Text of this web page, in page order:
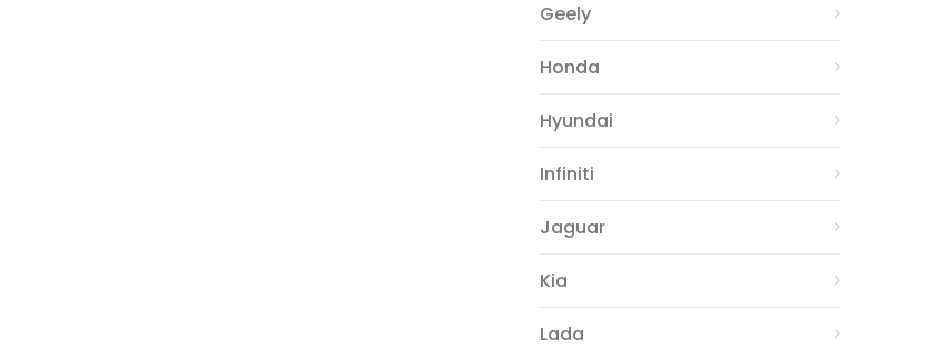
Geely
Honda
Hyundai
Infiniti
Jaguar
Kia
Lada